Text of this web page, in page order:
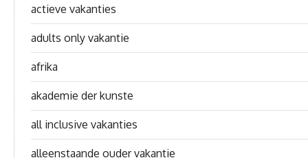
actieve vakanties
adults only vakantie
afrika
akademie der kunste
all inclusive vakanties
alleenstaande ouder vakantie